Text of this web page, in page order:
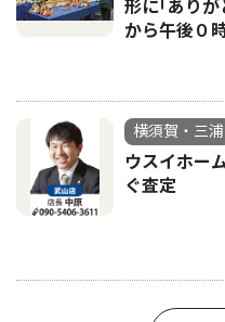
形に｢あり
から午後０
横須賀・三浦
ウスイホー
ぐ査定